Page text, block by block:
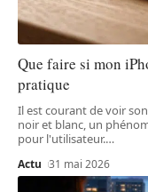
Que faire si mon
pratique
Il est courant de voir
noir et blanc, un
pour l'utilisateur.…
Actu 31 mai 2026